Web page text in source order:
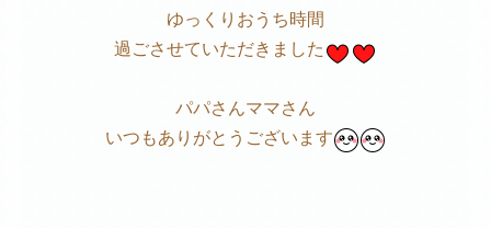
ゆっくりおうち時間
過ごさせていただきました
パパさんママさん
いつもありがとうございます